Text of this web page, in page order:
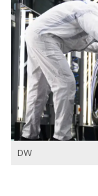
DW